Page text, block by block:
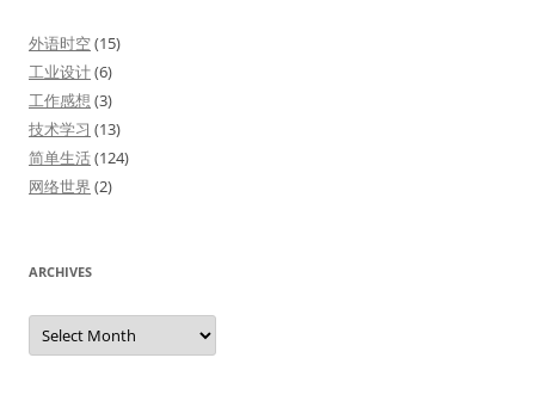
外语时空(15)
工业设计(6)
工作感想 (3)
技术学习 (13)
简单生活(124)
网络世界 (2)
ARCHIVES
Archives